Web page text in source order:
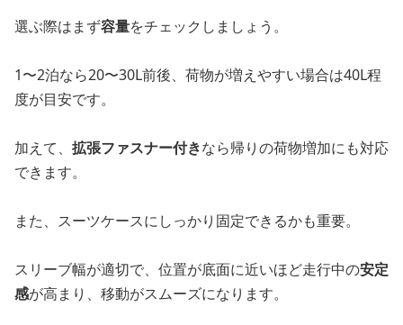
選ぶ際はまず容量をチェックしましょう。
1〜2泊なら20〜30L前後、荷物が増えやすい場合は40L程
度が目安です。
加えて、 拡張ファスナー付きなら帰りの荷物増加にも対応
できます。
また、スーツケースにしっかり固定できるかも重要。
スリーブ幅が適切で、位置が底面に近いほど走行中の安定
感が高まり、移動がスムーズになります。